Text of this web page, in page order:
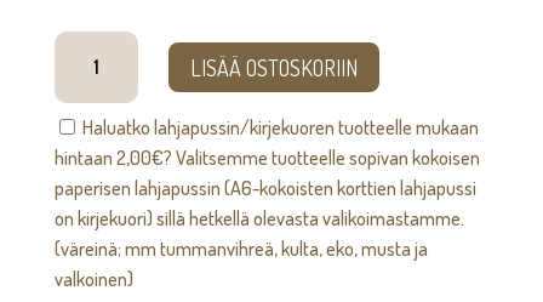
Minipipari
kuusenkoriste
määrä
LISÄÄ OSTOSKORIIN
Haluatko lahjapussin/kirjekuoren tuotteelle mukaan
hintaan 2,00€? Valitsemme tuotteelle sopivan kokoisen
paperisen lahjapussin (A6-kokoisten korttien lahjapussi
on kirjekuori) sillä hetkellä olevasta valikoimastamme.
(väreinä; mm tummanvihreä, kulta, eko, musta ja
valkoinen)